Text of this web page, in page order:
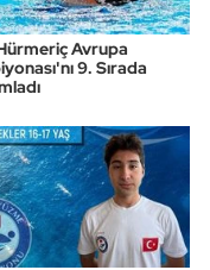
Avrupa
9. Sırada